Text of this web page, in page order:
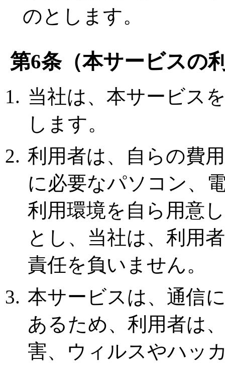
のとします。
第6条（本サービスの
当社は、本サービス
します。
利用者は、自らの費
に必要なパソコン、
利用環境を自ら用意
とし、当社は、利用
責任を負いません。
本サービスは、通信
あるため、利用者は
害、ウィルスやハッ